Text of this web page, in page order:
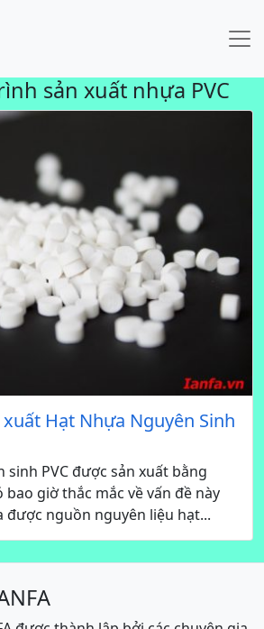
sản xuất nhựa PVC
Hạt Nhựa Nguyên Sinh
sinh PVC được sản xuất bằng
bao giờ thắc mắc về vấn đề này
được nguồn nguyên liệu hạt...